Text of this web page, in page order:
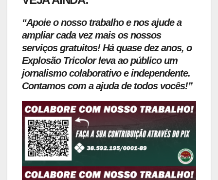
“Apoie o nosso trabalho e nos ajude a
ampliar cada vez mais os nossos
serviços gratuitos!Há quase dez anos, o
Explosão Tricolor leva ao público um
jornalismo colaborativo e independente.
Contamos com a ajuda de todos vocês!”